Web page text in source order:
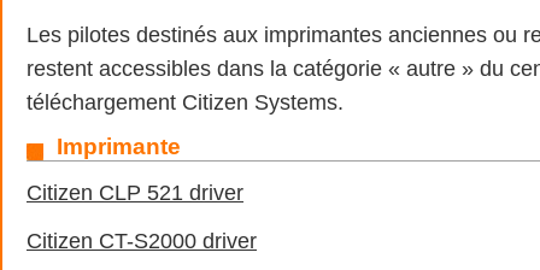
Les pilotes destinés aux imprimantes anciennes ou
restent accessibles dans la catégorie « autre » du
téléchargement Citizen Systems.
Imprimante
Citizen CLP 521 driver
Citizen CT-S2000 driver